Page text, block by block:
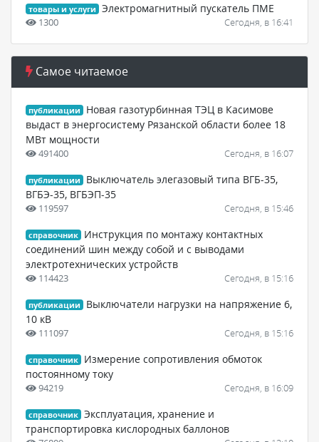
товары и услуги Электромагнитный пускатель ПМЕ
1300 Сегодня, в 16:41
Самое читаемое
публикации
Новая газотурбинная ТЭЦ в Касимове
выдаст в энергосистему Рязанской области более 18
МВт мощности
491400 Сегодня, в 16:07
публикации
Выключатель элегазовый типа ВГБ-35,
ВГБЭ-35, ВГБЭП-35
119597 Сегодня, в 15:46
справочник
Инструкция по монтажу контактных
соединений шин между собой и с выводами
электротехнических устройств
114423 Сегодня, в 15:16
публикации
Выключатели нагрузки на напряжение 6,
10 кВ
111097 Сегодня, в 15:16
справочник
Измерение сопротивления обмоток
постоянному току
94219 Сегодня, в 16:09
справочник Эксплуатация, хранение и
транспортировка кислородных баллонов